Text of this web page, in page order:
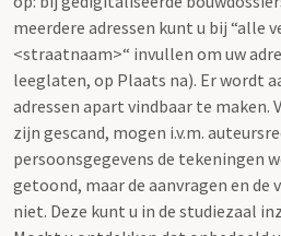
meerdere adressen kunt u bij “alle
<straatnaam>“ invullen om uw
leeglaten, op Plaats na). Er wordt
adressen apart vindbaar te maken.
zijn gescand, mogen i.v.m.
persoonsgegevens de tekeningen
getoond, maar de aanvragen en de
niet. Deze kunt u in de studiezaal